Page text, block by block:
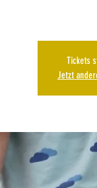
Tickets
Jetzt